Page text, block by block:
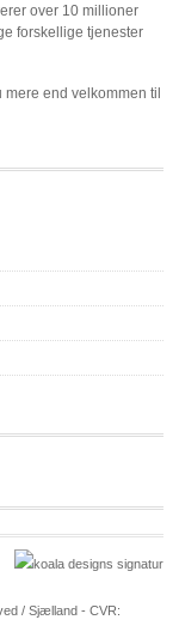
over 10 millioner
forskellige tjenester
end velkommen til
/ Sjælland - CVR: